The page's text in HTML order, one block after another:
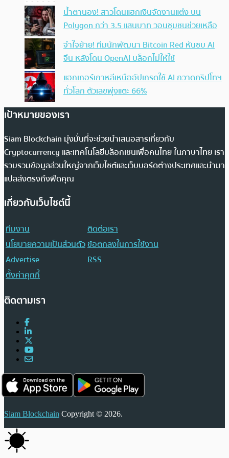
น้ำตานอง! สาวโดนแฮกเงินจัดงานแต่ง บน
Polygon กว่า 3.5 แสนบาท วอนชุมชนช่วยเหลือ
จำใจย้าย! ทีมนักพัฒนา Bitcoin Red หันซบ AI
จีน หลังโดน OpenAI บล็อกไม่ให้ใช้
แฮกเกอร์เกาหลีเหนืออัปเกรดใช้ AI กวาดคริปโทฯ
ทั่วโลก ตัวเลขพุ่งแตะ 66%
เป้าหมายของเรา
Siam Blockchain มุ่งมั่นที่จะช่วยนำเสนอสารเกี่ยวกับ
Cryptocurrency และเทคโนโลยีบล็อกเชนเพื่อคนไทย ในภาษาไทย เรา
รวบรวมข้อมูลส่วนใหญ่จากเว็บไซต์และเว็บบอร์ดต่างประเทศและนำมา
แปลส่งตรงถึงฟีดคุณ
เกี่ยวกับเว็บไซต์นี้
ทีมงาน
ติดต่อเรา
นโยบายความเป็นส่วนตัวข้อตกลงในการใช้งาน
Advertise
RSS
ตั้งค่าคุกกี้
ติดตามเรา
Siam Blockchain Copyright © 2026.